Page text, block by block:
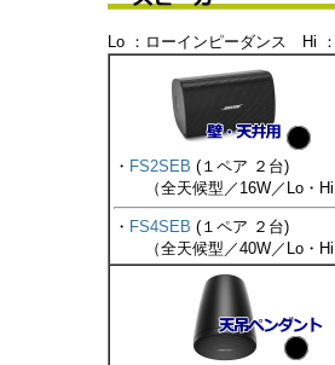
Lo ：ローインピーダンス Hi
・ FS2SEB (１ペア ２台)
（全天候型／16W／Lo・
・ FS4SEB (１ペア ２台)
（全天候型／40W／Lo・